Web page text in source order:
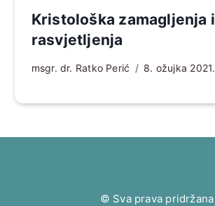
Kristološka zamagljenja i
rasvjetljenja
msgr. dr. Ratko Perić 8. ožujka 2021.
© Sva prava pridržana